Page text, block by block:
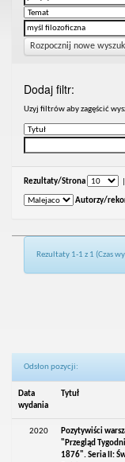
Rozpocznij nowe
Dodaj filtr:
Uzyj filtrów aby zagęścić
Rezultaty/Strona
Autorzy/
Rezultaty 1-1 z 1 (Czas
Odsłon pozycji:
Data
wydania
Tytuł
2020
Pozytywiści
"Przegląd
1876". Seria II: